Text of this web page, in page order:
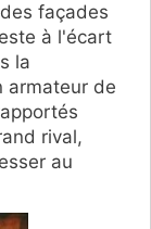
façades
à l'écart
la
armateur de
rival,
au